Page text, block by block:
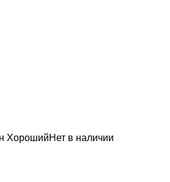
ХорошийНет в наличии